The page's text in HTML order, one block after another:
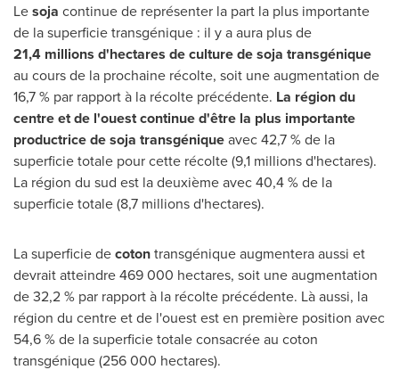
Lesoja continue de représenter la part la plus importante
de la superficie transgénique : il y a aura plus de
21,4 millions d'hectares de culture de soja transgénique
au cours de la prochaine récolte, soit une augmentation de
16,7 % par rapport à la récolte précédente. La région du
centre et de l'ouest continue d'être la plus importante
productrice de soja transgéniqueavec 42,7 % de la
superficie totale pour cette récolte (9,1 millions d'hectares).
La région du sud est la deuxième avec 40,4 % de la
superficie totale (8,7 millions d'hectares).
La superficie decotontransgénique augmentera aussi et
devrait atteindre 469 000 hectares, soit une augmentation
de 32,2 % par rapport à la récolte précédente. Là aussi, la
région du centre et de l'ouest est en première position avec
54,6 % de la superficie totale consacrée au coton
transgénique (256 000 hectares).